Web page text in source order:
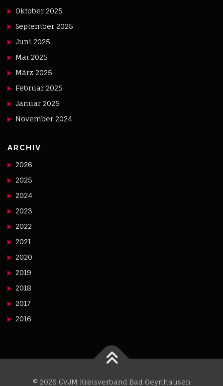
Oktober 2025
September 2025
Juni 2025
Mai 2025
März 2025
Februar 2025
Januar 2025
November 2024
ARCHIV
2026
2025
2024
2023
2022
2021
2020
2019
2018
2017
2016
© 2026 CVJM Kreisverband Bad Oeynhausen